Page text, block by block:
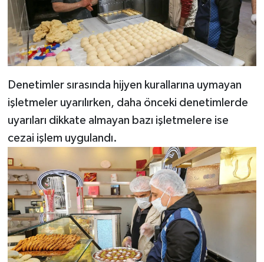
Denetimler sırasında hijyen kurallarına uymayan
işletmeler uyarılırken, daha önceki denetimlerde
uyarıları dikkate almayan bazı işletmelere ise
cezai işlem uygulandı.